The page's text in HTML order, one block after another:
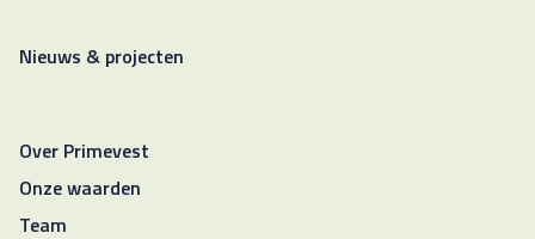
Nieuws & projecten
Over Primevest
Onze waarden
Team